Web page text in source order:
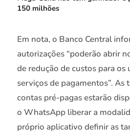
150 milhões
Em nota, o Banco Central
autorizações “poderão abrir
de redução de custos para os
serviços de pagamentos”. As
contas pré-pagas estarão
o WhatsApp liberar a
próprio aplicativo definir as